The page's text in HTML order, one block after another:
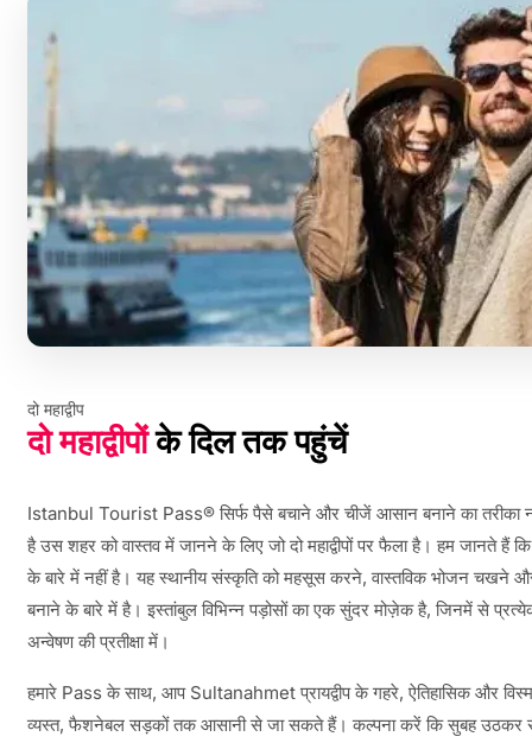
दो महाद्वीप
दो महाद्वीपोंके दिल तक पहुंचें
Istanbul Tourist Pass® सिर्फ पैसे बचाने और चीजें आसान बनाने का तरीका
है उस शहर को वास्तव में जानने के लिए जो दो महाद्वीपों पर फैला है। हम जानते हैं
के बारे में नहीं है। यह स्थानीय संस्कृति को महसूस करने, वास्तविक भोजन चखने
बनाने के बारे में है। इस्तांबुल विभिन्न पड़ोसों का एक सुंदर मोज़ेक है, जिनमें से
अन्वेषण की प्रतीक्षा में।
हमारे Pass के साथ, आप Sultanahmet प्रायद्वीप के गहरे, ऐतिहासिक और
व्यस्त, फैशनेबल सड़कों तक आसानी से जा सकते हैं। कल्पना करें कि सुबह उठकर